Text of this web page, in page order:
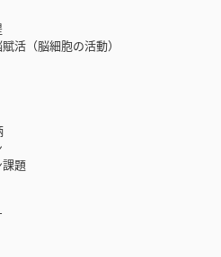
（脳細胞の活動）
題